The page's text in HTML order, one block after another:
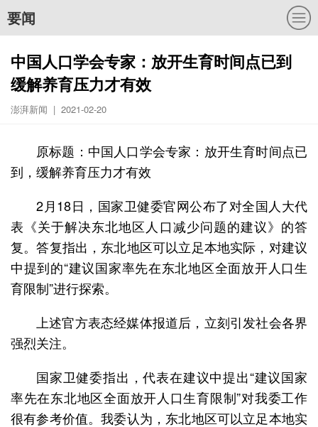
要闻
中国人口学会专家：放开生育时间点已到
缓解养育压力才有效
澎湃新闻 | 2021-02-20
原标题：中国人口学会专家：放开生育时间点已
到，缓解养育压力才有效
2月18日，国家卫健委官网公布了对全国人大代
表《关于解决东北地区人口减少问题的建议》的答
复。答复指出，东北地区可以立足本地实际，对建议
中提到的“建议国家率先在东北地区全面放开人口生
育限制”进行探索。
上述官方表态经媒体报道后，立刻引发社会各界
强烈关注。
国家卫健委指出，代表在建议中提出“建议国家
率先在东北地区全面放开人口生育限制”对我委工作
很有参考价值。我委认为，东北地区可以立足本地实